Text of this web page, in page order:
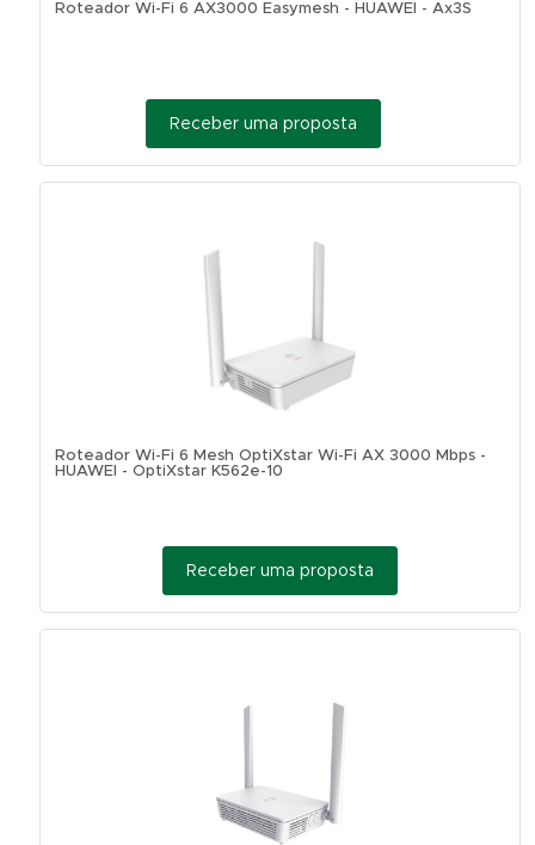
Roteador Wi-Fi 6 AX3000 Easymesh - HUAWEI - Ax3S
Receber uma proposta
Roteador Wi-Fi 6 Mesh OptiXstar Wi-Fi AX 3000 Mbps -
HUAWEI - OptiXstar K562e-10
Receber uma proposta